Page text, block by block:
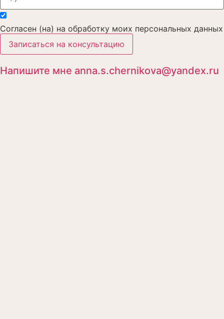
Согласен (на) на обработку моих персональных данных
Записаться на консультацию
Напишите мне anna.s.chernikova@yandex.ru